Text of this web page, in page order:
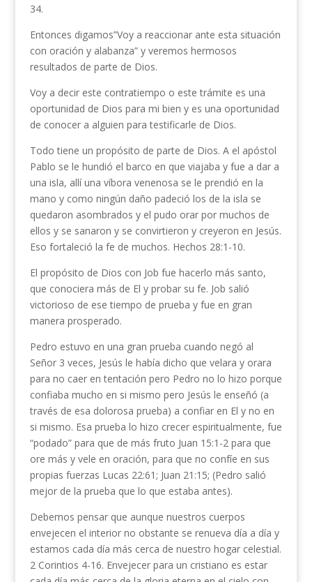
34.
Entonces digamos”Voy a reaccionar ante esta situación
con oración y alabanza” y veremos hermosos
resultados de parte de Dios.
Voy a decir este contratiempo o este trámite es una
oportunidad de Dios para mi bien y es una oportunidad
de conocer a alguien para testificarle de Dios.
Todo tiene un propósito de parte de Dios. A el apóstol
Pablo se le hundió el barco en que viajaba y fue a dar a
una isla, allí una víbora venenosa se le prendió en la
mano y como ningún daño padeció los de la isla se
quedaron asombrados y el pudo orar por muchos de
ellos y se sanaron y se convirtieron y creyeron en Jesús.
Eso fortaleció la fe de muchos. Hechos 28:1-10.
El propósito de Dios con Job fue hacerlo más santo,
que conociera más de El y probar su fe. Job salió
victorioso de ese tiempo de prueba y fue en gran
manera prosperado.
Pedro estuvo en una gran prueba cuando negó al
Señor 3 veces, Jesús le había dicho que velara y orara
para no caer en tentación pero Pedro no lo hizo porque
confiaba mucho en si mismo pero Jesús le enseñó (a
través de esa dolorosa prueba) a confiar en El y no en
si mismo. Esa prueba lo hizo crecer espiritualmente, fue
“podado” para que de más fruto Juan 15:1-2 para que
ore más y vele en oración, para que no confíe en sus
propias fuerzas Lucas 22:61; Juan 21:15; (Pedro salió
mejor de la prueba que lo que estaba antes).
Debemos pensar que aunque nuestros cuerpos
envejecen el interior no obstante se renueva día a día y
estamos cada día más cerca de nuestro hogar celestial.
2 Corintios 4-16. Envejecer para un cristiano es estar